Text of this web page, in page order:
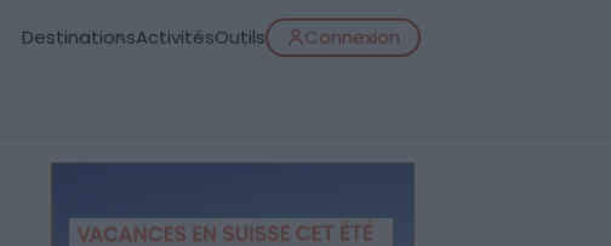
DestinationsActivitésOutils Connexion